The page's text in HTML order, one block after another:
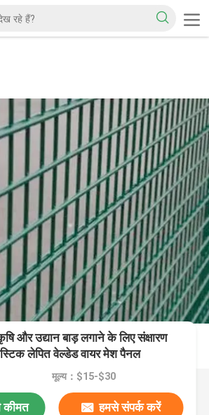
और उद्यान बाड़ लगाने के लिए संक्षारण
लेपित वेल्डेड वायर मेश पैनल
मूल्य：$15-$30
कीमत हमसे संपर्क करें